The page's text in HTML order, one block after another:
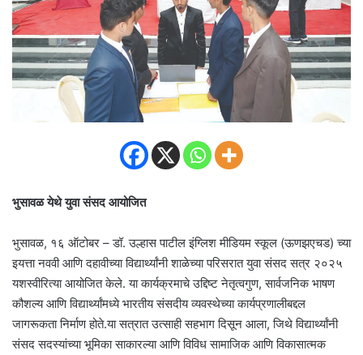
भुसावळ येथे युवा संसद आयोजित
भुसावळ, १६ ऑटोबर – डॉ. उल्हास पाटील इंग्लिश मीडियम स्कूल (ऊणझएचड) च्या
इयत्ता नववी आणि दहावीच्या विद्यार्थ्यांनी शाळेच्या परिसरात युवा संसद सत्र २०२५
यशस्वीरित्या आयोजित केले. या कार्यक्रमाचे उद्दिष्ट नेतृत्वगुण, सार्वजनिक भाषण
कौशल्य आणि विद्यार्थ्यांमध्ये भारतीय संसदीय व्यवस्थेच्या कार्यप्रणालीबद्दल
जागरूकता निर्माण होते.या सत्रात उत्साही सहभाग दिसून आला, जिथे विद्यार्थ्यांनी
संसद सदस्यांच्या भूमिका साकारल्या आणि विविध सामाजिक आणि विकासात्मक